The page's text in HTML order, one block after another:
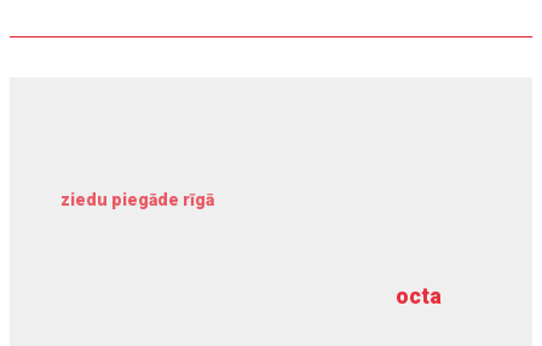
octa
ziedu piegāde rīgā
dziļurbums